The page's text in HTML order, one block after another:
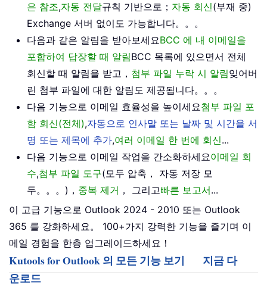
은 참조,자동 전달규칙 기반으로； 자동 회신(부재 중)
Exchange 서버 없이도 가능합니다。。。
다음과 같은 알림을 받아보세요BCC 에 내 이메일을
포함하여 답장할 때 알림BCC 목록에 있으면서 전체
회신할 때 알림을 받고， 첨부 파일 누락 시 알림잊어버
린 첨부 파일에 대한 알림도 제공됩니다。。。
다음 기능으로 이메일 효율성을 높이세요첨부 파일 포
함 회신(전체),자동으로 인사말 또는 날짜 및 시간을 서
명 또는 제목에 추가,여러 이메일 한 번에 회신...
다음 기능으로 이메일 작업을 간소화하세요이메일 회
수,첨부 파일 도구(모두 압축， 자동 저장 모
두。。。)， 중복 제거 ， 그리고빠른 보고서...
이 고급 기능으로 Outlook 2024 - 2010 또는 Outlook
365 를 강화하세요。 100+가지 강력한 기능을 즐기며 이
메일 경험을 한층 업그레이드하세요！
Kutools for Outlook 의 모든 기능 보기
지금 다
운로드